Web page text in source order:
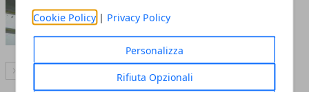
Cookie Policy | Privacy Policy
Personalizza
Rifiuta Opzionali
Articolo Successivo